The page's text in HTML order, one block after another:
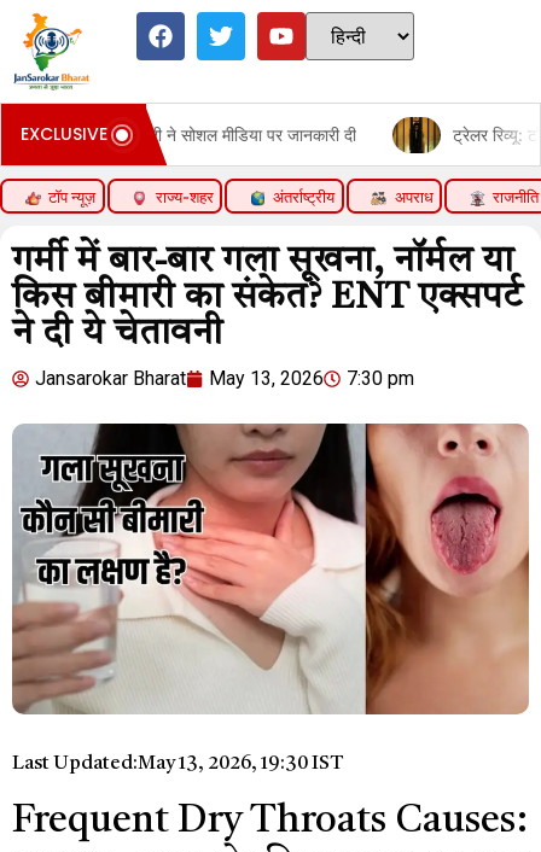
EXCLUSIVE
ने सोशल मीडिया पर जानकारी दी ट्रेलर रिव्यू: टॉक्सिक:यश का
टॉप न्यूज़ राज्य-शहर अंतर्राष्ट्रीय अपराध राजनीति
गर्मी में बार-बार गला सूखना, नॉर्मल या
किस बीमारी का संकेत? ENT एक्सपर्ट
ने दी ये चेतावनी
Jansarokar Bharat May 13, 2026 7:30 pm
Last Updated:May 13, 2026, 19:30 IST
Frequent Dry Throats Causes: